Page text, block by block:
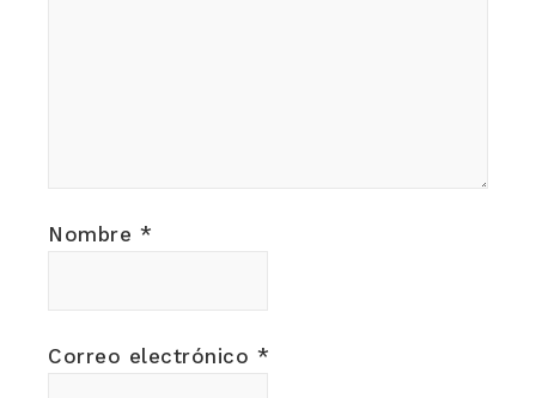
Nombre *
Correo electrónico *